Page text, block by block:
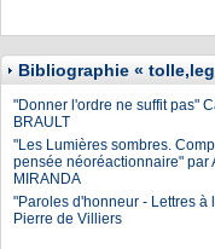
Bibliographie «
"Donner l'ordre ne suffit pas"
BRAULT
"Les Lumières sombres.
pensée néoréactionnaire" par
MIRANDA
"Paroles d'honneur - Lettres à
Pierre de Villiers